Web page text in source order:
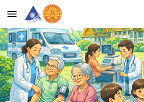
Skip to main content